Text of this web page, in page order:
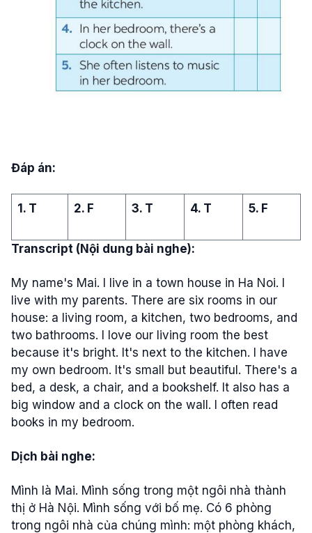
Đáp án:
1. T 2. F 3. T 4. T 5. F
Transcript (Nội dung bài nghe):
My name's Mai. I live in a town house in Ha Noi. I
live with my parents. There are six rooms in our
house: a living room, a kitchen, two bedrooms, and
two bathrooms. I love our living room the best
because it's bright. It's next to the kitchen. I have
my own bedroom. It's small but beautiful. There's a
bed, a desk, a chair, and a bookshelf. It also has a
big window and a clock on the wall. I often read
books in my bedroom.
Dịch bài nghe:
Mình là Mai. Mình sống trong một ngôi nhà thành
thị ở Hà Nội. Mình sống với bố mẹ. Có 6 phòng
trong ngôi nhà của chúng mình: một phòng khách,